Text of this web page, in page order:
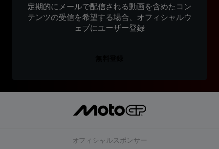
定期的にメールで配信される動画を含めたコン
テンツの受信を希望する場合、オフィシャルウ
ェブにユーザー登録
オフィシャルスポンサー